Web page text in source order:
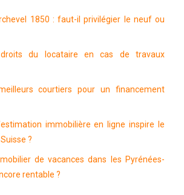
1850 : faut-il privilégier le neuf ou
du locataire en cas de travaux
courtiers pour un financement
immobilière en ligne inspire le
?
de vacances dans les Pyrénées-
rentable ?